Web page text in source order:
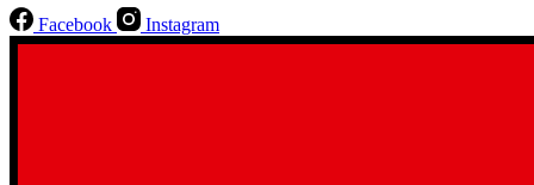
Facebook Instagram